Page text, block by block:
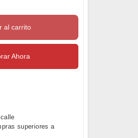
al carrito
Ahora
superiores a